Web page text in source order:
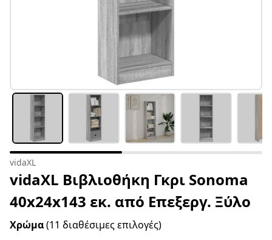
vidaXL
vidaXL Βιβλιοθήκη Γκρι Sonoma
40x24x143 εκ. από Επεξεργ. Ξύλο
Χρώμα(11 διαθέσιμες επιλογές)